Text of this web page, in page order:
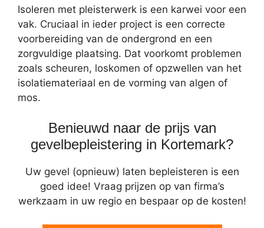
Isoleren met pleisterwerk is een karwei voor een
vak. Cruciaal in ieder project is een correcte
voorbereiding van de ondergrond en een
zorgvuldige plaatsing. Dat voorkomt problemen
zoals scheuren, loskomen of opzwellen van het
isolatiemateriaal en de vorming van algen of
mos.
Benieuwd naar de prijs van
gevelbepleistering in Kortemark?
Uw gevel (opnieuw) laten bepleisteren is een
goed idee! Vraag prijzen op van firma’s
werkzaam in uw regio en bespaar op de kosten!